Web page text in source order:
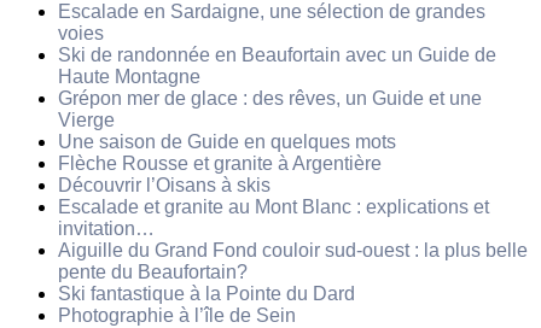
Escalade en Sardaigne, une sélection de grandes
voies
Ski de randonnée en Beaufortain avec un Guide de
Haute Montagne
Grépon mer de glace : des rêves, un Guide et une
Vierge
Une saison de Guide en quelques mots
Flèche Rousse et granite à Argentière
Découvrir l’Oisans à skis
Escalade et granite au Mont Blanc : explications et
invitation…
Aiguille du Grand Fond couloir sud-ouest : la plus belle
pente du Beaufortain?
Ski fantastique à la Pointe du Dard
Photographie à l’île de Sein